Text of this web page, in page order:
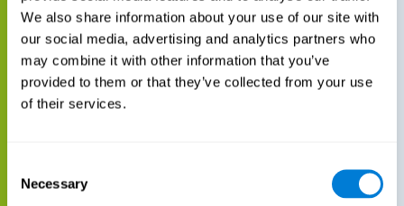
We also share information about your use of our site with
our social media, advertising and analytics partners who
may combine it with other information that you’ve
provided to them or that they’ve collected from your use
of their services.
Selection
Necessary